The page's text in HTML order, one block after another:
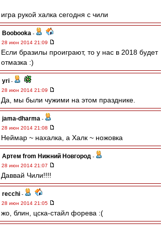
игра рукой халка сегодня с чили
Boobooka -
28 июн 2014 21:09
Если бразилы проиграют, то у нас в 2018 будет
отмазка :)
yri -
28 июн 2014 21:09
Да, мы были чужими на этом празднике.
jama-dharma -
28 июн 2014 21:08
Неймар ~ нахалка, а Халк ~ ножовка
Артем from Нижний Новгород -
28 июн 2014 21:07
Даввай Чили!!!!
recchi -
28 июн 2014 21:05
жо, блин, цска-стайл форева :(